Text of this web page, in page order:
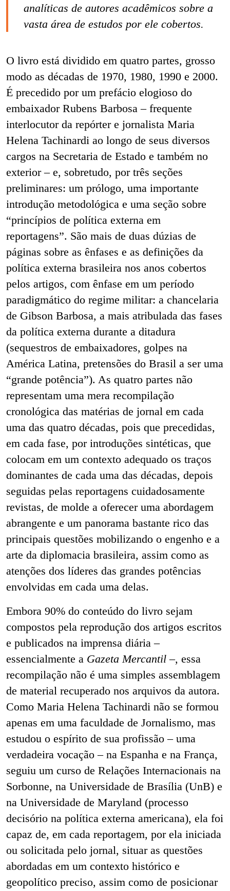
analíticas de autores acadêmicos sobre a
vasta área de estudos por ele cobertos.
O livro está dividido em quatro partes, grosso
modo as décadas de 1970, 1980, 1990 e 2000.
É precedido por um prefácio elogioso do
embaixador Rubens Barbosa – frequente
interlocutor da repórter e jornalista Maria
Helena Tachinardi ao longo de seus diversos
cargos na Secretaria de Estado e também no
exterior – e, sobretudo, por três seções
preliminares: um prólogo, uma importante
introdução metodológica e uma seção sobre
“princípios de política externa em
reportagens”. São mais de duas dúzias de
páginas sobre as ênfases e as definições da
política externa brasileira nos anos cobertos
pelos artigos, com ênfase em um período
paradigmático do regime militar: a chancelaria
de Gibson Barbosa, a mais atribulada das fases
da política externa durante a ditadura
(sequestros de embaixadores, golpes na
América Latina, pretensões do Brasil a ser uma
“grande potência”). As quatro partes não
representam uma mera recompilação
cronológica das matérias de jornal em cada
uma das quatro décadas, pois que precedidas,
em cada fase, por introduções sintéticas, que
colocam em um contexto adequado os traços
dominantes de cada uma das décadas, depois
seguidas pelas reportagens cuidadosamente
revistas, de molde a oferecer uma abordagem
abrangente e um panorama bastante rico das
principais questões mobilizando o engenho e a
arte da diplomacia brasileira, assim como as
atenções dos líderes das grandes potências
envolvidas em cada uma delas.
Embora 90% do conteúdo do livro sejam
compostos pela reprodução dos artigos escritos
e publicados na imprensa diária –
essencialmente a Gazeta Mercantil –, essa
recompilação não é uma simples assemblagem
de material recuperado nos arquivos da autora.
Como Maria Helena Tachinardi não se formou
apenas em uma faculdade de Jornalismo, mas
estudou o espírito de sua profissão – uma
verdadeira vocação – na Espanha e na França,
seguiu um curso de Relações Internacionais na
Sorbonne, na Universidade de Brasília (UnB) e
na Universidade de Maryland (processo
decisório na política externa americana), ela foi
capaz de, em cada reportagem, por ela iniciada
ou solicitada pelo jornal, situar as questões
abordadas em um contexto histórico e
geopolítico preciso, assim como de posicionar